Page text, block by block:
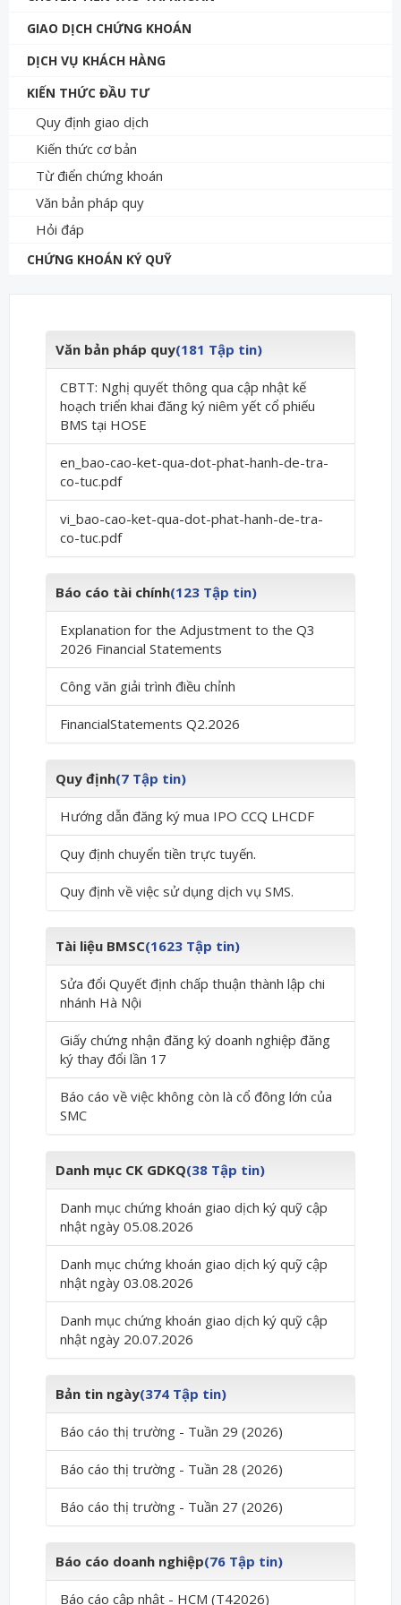
GIAO DỊCH CHỨNG KHOÁN
DỊCH VỤ KHÁCH HÀNG
KIẾN THỨC ĐẦU TƯ
Quy định giao dịch
Kiến thức cơ bản
Từ điển chứng khoán
Văn bản pháp quy
Hỏi đáp
CHỨNG KHOÁN KÝ QUỸ
Văn bản pháp quy(181 Tập tin)
CBTT: Nghị quyết thông qua cập nhật kế
hoạch triển khai đăng ký niêm yết cổ phiếu
BMS tại HOSE
en_bao-cao-ket-qua-dot-phat-hanh-de-tra-
co-tuc.pdf
vi_bao-cao-ket-qua-dot-phat-hanh-de-tra-
co-tuc.pdf
Báo cáo tài chính(123 Tập tin)
Explanation for the Adjustment to the Q3
2026 Financial Statements
Công văn giải trình điều chỉnh
FinancialStatements Q2.2026
Quy định(7 Tập tin)
Hướng dẫn đăng ký mua IPO CCQ LHCDF
Quy định chuyển tiền trực tuyến.
Quy định về việc sử dụng dịch vụ SMS.
Tài liệu BMSC(1623 Tập tin)
Sửa đổi Quyết định chấp thuận thành lập chi
nhánh Hà Nội
Giấy chứng nhận đăng ký doanh nghiệp đăng
ký thay đổi lần 17
Báo cáo về việc không còn là cổ đông lớn của
SMC
Danh mục CK GDKQ(38 Tập tin)
Danh mục chứng khoán giao dịch ký quỹ cập
nhật ngày 05.08.2026
Danh mục chứng khoán giao dịch ký quỹ cập
nhật ngày 03.08.2026
Danh mục chứng khoán giao dịch ký quỹ cập
nhật ngày 20.07.2026
Bản tin ngày(374 Tập tin)
Báo cáo thị trường - Tuần 29 (2026)
Báo cáo thị trường - Tuần 28 (2026)
Báo cáo thị trường - Tuần 27 (2026)
Báo cáo doanh nghiệp(76 Tập tin)
Báo cáo cập nhật - HCM (T42026)